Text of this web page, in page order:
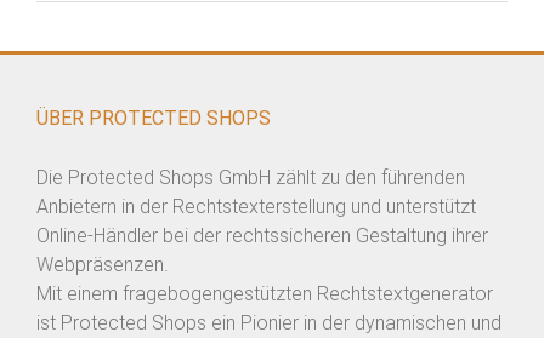
ÜBER PROTECTED SHOPS
Die Protected Shops GmbH zählt zu den führenden
Anbietern in der Rechtstexterstellung und unterstützt
Online-Händler bei der rechtssicheren Gestaltung ihrer
Webpräsenzen.
Mit einem fragebogengestützten Rechtstextgenerator
ist Protected Shops ein Pionier in der dynamischen und